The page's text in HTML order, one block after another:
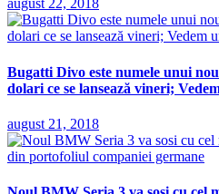
august 22, 2018
Bugatti Divo este numele unui
dolari ce se lansează vineri;
august 21, 2018